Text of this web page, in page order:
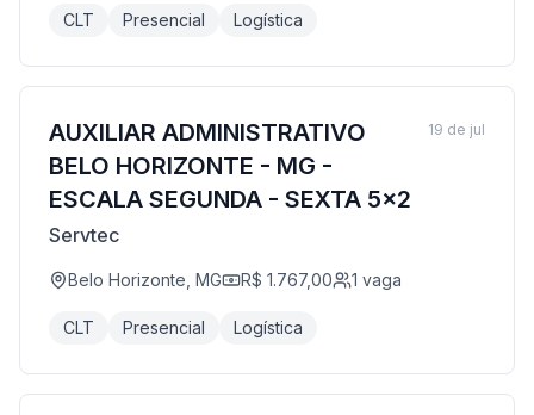
CLT Presencial Logística
AUXILIAR ADMINISTRATIVO
BELO HORIZONTE - MG -
ESCALA SEGUNDA - SEXTA 5x2
Servtec
Belo Horizonte, MG R$ 1.767,00 1 vaga
CLT Presencial Logística
19 de jul